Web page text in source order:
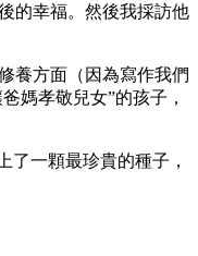
的幸福。然後我採訪他
養方面（因為寫作我們
媽孝敬兒女”的孩子，
一顆最珍貴的種子，